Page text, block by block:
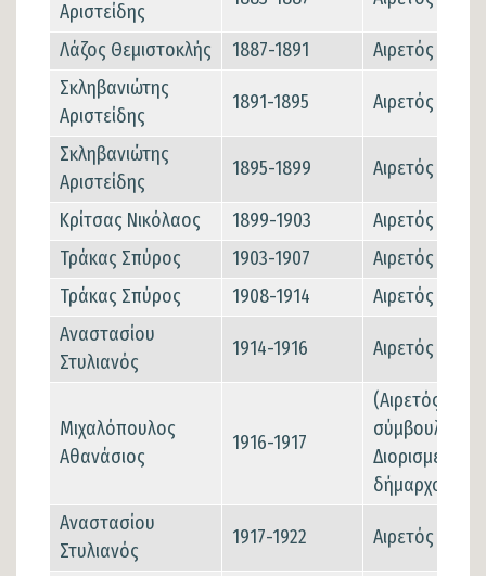
Αριστείδης
Λάζος Θεμιστοκλής 1887-1891
Αιρετός
Σκληβανιώτης
Αριστείδης
1891-1895 Αιρετός
Σκληβανιώτης
Αριστείδης
1895-1899 Αιρετός
Κρίτσας Νικόλαος 1899-1903
Αιρετός
Τράκας Σπύρος
1903-1907
Αιρετός
Τράκας Σπύρος
1908-1914
Αιρετός
Αναστασίου
Στυλιανός
1914-1916 Αιρετός
Μιχαλόπουλος
Αθανάσιος
1916-1917
(Αιρετός
σύμβουλος-
Διορισμένος
δήμαρχος)
Αναστασίου
Στυλιανός
1917-1922 Αιρετός